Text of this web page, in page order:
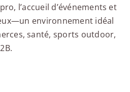
l’accueil d’événements et
environnement idéal
santé, sports outdoor,